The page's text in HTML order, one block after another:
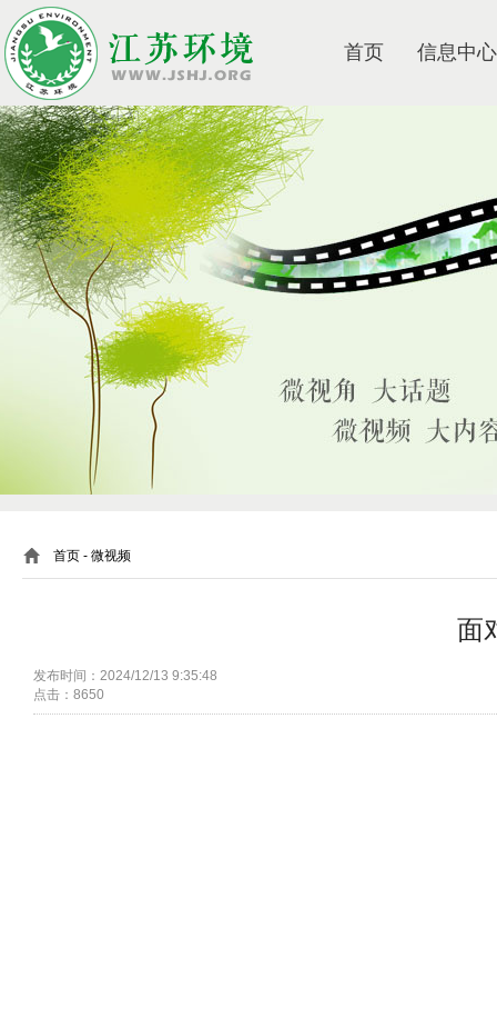
首页 信息中心
首页 - 微视频
面
发布时间：2024/12/13 9:35:48
点击：8650